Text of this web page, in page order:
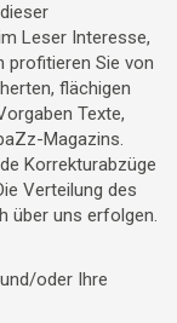
Leser Interesse,
profitieren Sie von
flächigen
Texte,
Magazins.
Korrekturabzüge
Verteilung des
über uns erfolgen.
oder Ihre